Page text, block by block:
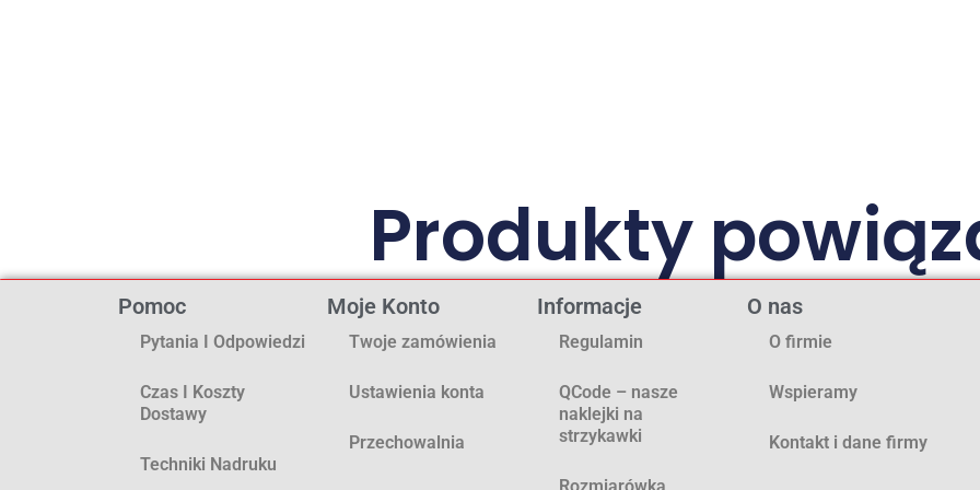
Produkty
Pomoc
Pytania I Odpowiedzi
Czas I Koszty
Dostawy
Techniki Nadruku
Moje Konto
Twoje zamówienia
Ustawienia konta
Przechowalnia
Informacje
Regulamin
QCode – nasze
naklejki na
strzykawki
Rozmiarówka
O nas
O firmie
Wspieramy
Kontakt i dane firmy